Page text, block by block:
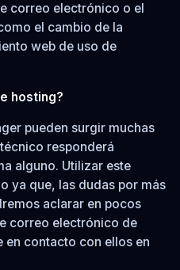
correo electrónico o el
el cambio de la
web de uso de
hosting?
pueden surgir muchas
responderá
alguno. Utilizar este
ya que, las dudas por más
aclarar en pocos
correo electrónico de
en contacto con ellos en